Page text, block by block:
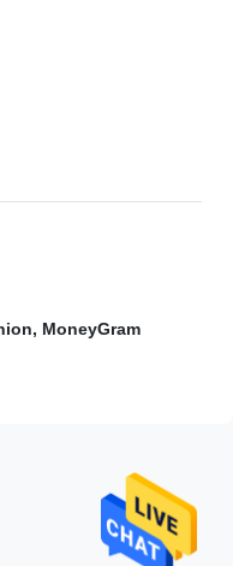
MoneyGram